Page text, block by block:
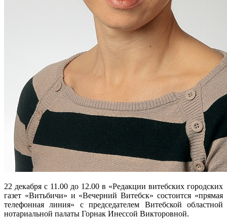
22 декабря с 11.00 до 12.00 в «Редакции витебских городских
газет «Витьбичи» и «Вечерний Витебск» состоится «прямая
телефонная линия» с председателем Витебской областной
нотариальной палаты Горнак Инессой Викторовной.